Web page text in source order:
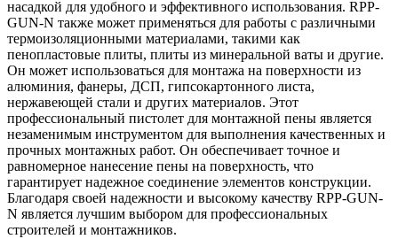
насадкой для удобного и эффективного использования. RPP-
GUN-N также может применяться для работы с различными
термоизоляционными материалами, такими как
пенопластовые плиты, плиты из минеральной ваты и другие.
Он может использоваться для монтажа на поверхности из
алюминия, фанеры, ДСП, гипсокартонного листа,
нержавеющей стали и других материалов. Этот
профессиональный пистолет для монтажной пены является
незаменимым инструментом для выполнения качественных и
прочных монтажных работ. Он обеспечивает точное и
равномерное нанесение пены на поверхность, что
гарантирует надежное соединение элементов конструкции.
Благодаря своей надежности и высокому качеству RPP-GUN-
N является лучшим выбором для профессиональных
строителей и монтажников.